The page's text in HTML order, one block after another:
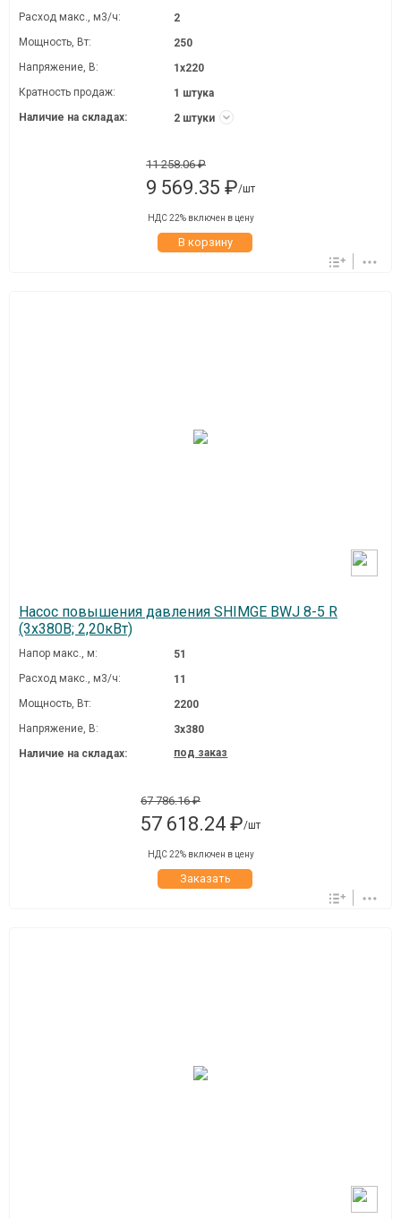
Расход макс., м3/ч:
2
Мощность, Вт:
250
Напряжение, В:
1х220
Кратность продаж:
1 штука
Наличие на складах:
2 штуки
11 258.06 ₽
9 569.35 ₽/шт
НДС 22% включен в цену
В корзину
Насос повышения давления SHIMGE BWJ 8-5 R
(3х380В; 2,20кВт)
Напор макс., м:
51
Расход макс., м3/ч:
11
Мощность, Вт:
2200
Напряжение, В:
3х380
Наличие на складах:
под заказ
67 786.16 ₽
57 618.24 ₽/шт
НДС 22% включен в цену
Заказать